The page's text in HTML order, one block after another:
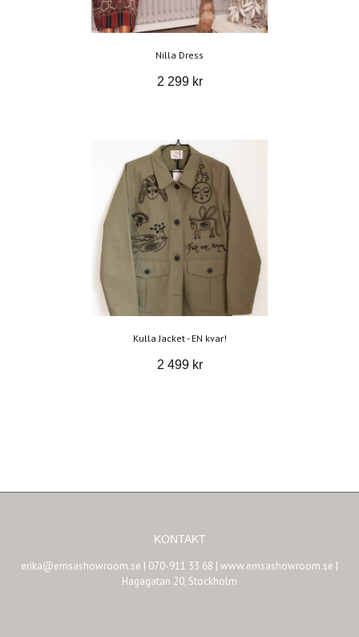
Nilla Dress
2 299 kr
Kulla Jacket - EN kvar!
2 499 kr
KONTAKT
erika@emsashowroom.se | 070-911 33 68 | www.emsashowroom.se |
Hagagatan 20, Stockholm